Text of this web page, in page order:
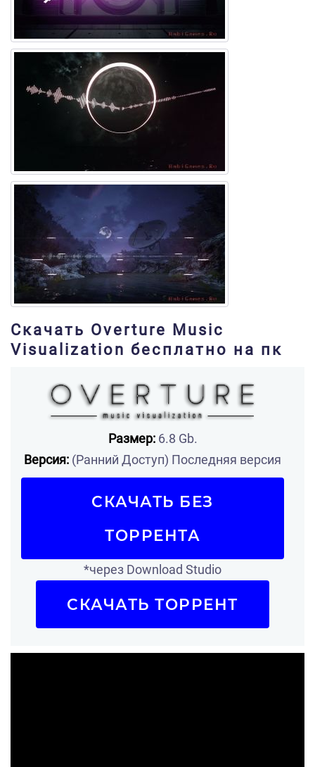
Скачать Overture Music
Visualization бесплатно на пк
Размер:6.8 Gb.
Версия: (Ранний Доступ) Последняя версия
СКАЧАТЬ БЕЗ
ТОРРЕНТА
*через Download Studio
СКАЧАТЬ ТОРРЕНТ